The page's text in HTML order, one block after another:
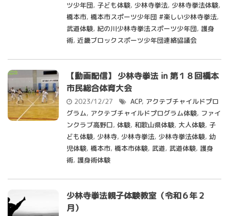
ツ少年団, 子ども体験, 少林寺拳法, 少林寺拳法体験,
橋本市, 橋本市スポーツ少年団 #楽しい少林寺拳法,
武道体験, 紀の川少林寺拳法スポーツ少年団, 護身
術, 近畿ブロックスポーツ少年団連絡協議会
【動画配信】 少林寺拳法 in 第１８回橋本
市民総合体育大会
2023/12/27 ACP, アクテブチャイルドプロ
グラム, アクテブチャイルドプログラム体験, ファイ
ンクラブ高野口, 体験, 和歌山県体験, 大人体験, 子
ども体験, 少林寺, 少林寺拳法, 少林寺拳法体験, 幼
児体験, 橋本市, 橋本市体験, 武道, 武道体験, 護身
術, 護身術体験
少林寺拳法親子体験教室（令和６年２
月）